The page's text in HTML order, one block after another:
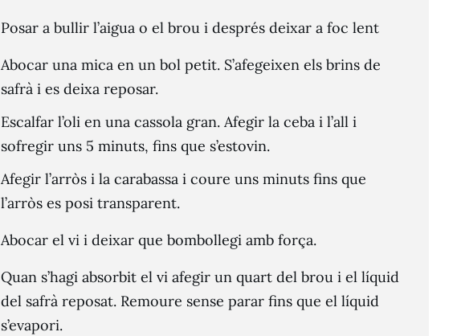
Posar a bullir l’aigua o el brou i després deixar a foc lent
Abocar una mica en un bol petit. S’afegeixen els brins de
safrà i es deixa reposar.
Escalfar l’oli en una cassola gran. Afegir la ceba i l’all i
sofregir uns 5 minuts, fins que s’estovin.
Afegir l’arròs i la carabassa i coure uns minuts fins que
l’arròs es posi transparent.
Abocar el vi i deixar que bombollegi amb força.
Quan s’hagi absorbit el vi afegir un quart del brou i el líquid
del safrà reposat. Remoure sense parar fins que el líquid
s’evapori.